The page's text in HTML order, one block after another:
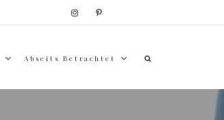
Abseits Betrachtet